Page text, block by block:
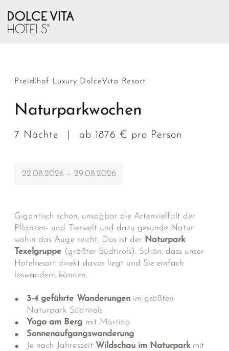
Preidlhof Luxury DolceVita Resort
Naturparkwochen
7 Nächte ab 1876 € pro Person
22.08.2026 – 29.08.2026
Gigantisch schön, unsagbar die Artenvielfalt der
Pflanzen- und Tierwelt und dazu gesunde Natur
wohin das Auge reicht. Das ist der Naturpark
Texelgruppe (größter Südtirols). Schön, dass unser
Hotelresort direkt davor liegt und Sie einfach
loswandern können.
3-4 geführte Wanderungenim größten
Naturpark Südtirols
Yoga am Berg mit Martina
Sonnenaufgangswanderung
Je nach Jahreszeit Wildschau im Naturparkmit